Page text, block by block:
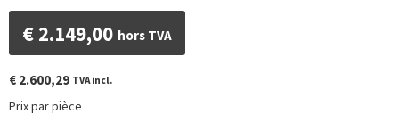
€ 2.149,00 hors TVA
€ 2.600,29 TVA incl.
Prix par pièce